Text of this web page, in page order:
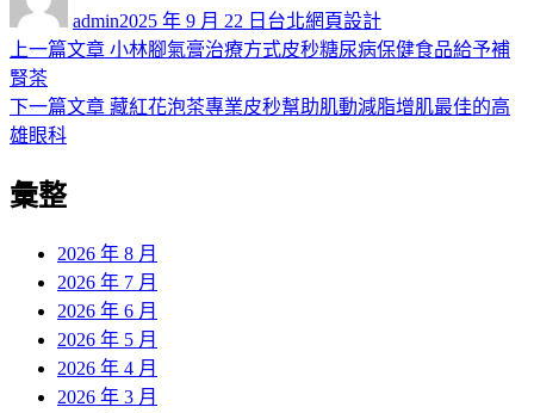
admin佈
日
2025 年 9 月 22 日 類
台北網頁設計
文
章
導
覽
上一篇文章 上
篇
小林腳氣膏治療方式皮秒糖尿病保健食品給予補
腎茶
下一篇文章 下
藏紅花泡茶專業皮秒幫助肌動減脂增肌最佳的高
雄眼科
彙整
2026 年 8 月
2026 年 7 月
2026 年 6 月
2026 年 5 月
2026 年 4 月
2026 年 3 月